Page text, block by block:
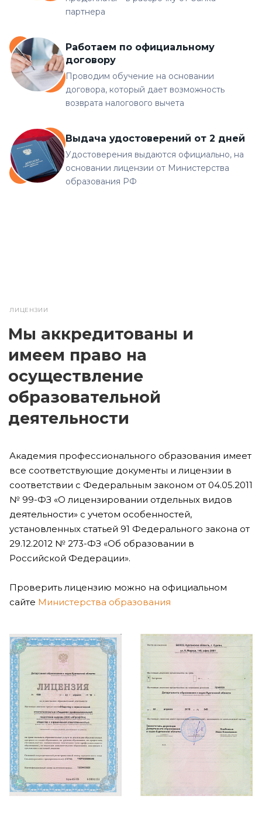
партнера
Работаем по официальному
договору
Проводим обучение на основании
договора, который дает возможность
возврата налогового вычета
Выдача удостоверений от 2 дней
Удостоверения выдаются официально, на
основании лицензии от Министерства
образования РФ
ЛИЦЕНЗИИ
Мы аккредитованы и
имеем право на
осуществление
образовательной
деятельности
Академия профессионального образования имеет
все соответствующие документы и лицензии в
соответствии с Федеральным законом от 04.05.2011
№ 99-ФЗ «О лицензировании отдельных видов
деятельности» с учетом особенностей,
установленных статьей 91 Федерального закона от
29.12.2012 № 273-ФЗ «Об образовании в
Российской Федерации».
Проверить лицензию можно на официальном
сайте Министерства образования